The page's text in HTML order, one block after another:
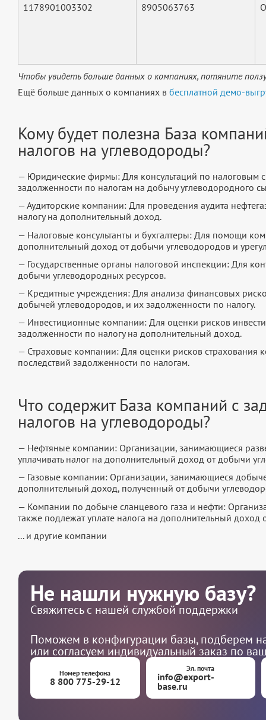
1178901003302 8905063763
Чтобы увидеть больше данных о компаниях, потяните
Ещё больше данных о компаниях в бесплатной демо-
Кому будет полезна База
налогов на углеводороды?
— Юридические фирмы: Для консультаций по налоговым
задолженности по налогам на добычу углеводородного
— Аудиторские компании: Для проведения аудита
налогу на дополнительный доход.
— Налоговые консультанты и бухгалтеры: Для помощи
дополнительный доход от добычи углеводородов и
— Государственные органы налоговой инспекции: Для
добычи углеводородных ресурсов.
— Кредитные учреждения: Для анализа финансовых
добычей углеводородов, и их задолженности по налогу.
— Инвестиционные компании: Для оценки рисков
задолженности по налогу на дополнительный доход.
— Страховые компании: Для оценки рисков страхования
последствий задолженности по налогам.
Что содержит База компаний с
налогов на углеводороды?
— Нефтяные компании: Организации, занимающиеся
уплачивать налог на дополнительный доход от добычи
— Газовые компании: Организации, занимающиеся
дополнительный доход, полученный от добычи
— Компании по добыче сланцевого газа и нефти:
также подлежат уплате налога на дополнительный доход
... и другие компании
Не нашли нужную базу?
Свяжитесь с нашей службой поддержки
Поможем в конфигурации базы, подберем
или согласуем индивидуальный заказ по
Номер телефона
8 800 775-29-12
Эл. почта
info@export-
base.ru